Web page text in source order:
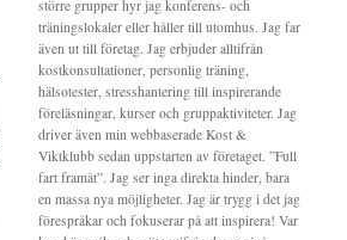
större grupper hyr jag konferens- och
träningslokaler eller håller till utomhus. Jag far
även ut till företag. Jag erbjuder alltifrån
kostkonsultationer, personlig träning,
hälsotester, stresshantering till inspirerande
föreläsningar, kurser och gruppaktiviteter. Jag
driver även min webbaserade Kost &
Viktklubb sedan uppstarten av företaget. ”Full
fart framåt”. Jag ser inga direkta hinder, bara
en massa nya möjligheter. Jag är trygg i det jag
förespråkar och fokuserar på att inspirera! Var